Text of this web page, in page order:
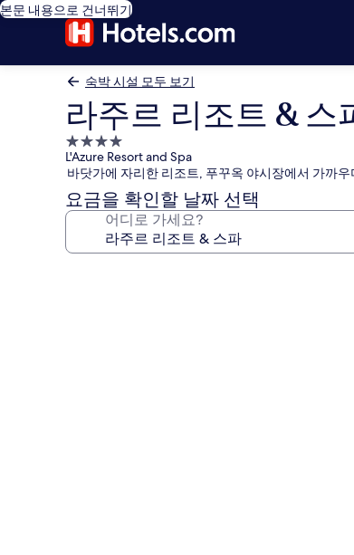
본문 내용으로 건너뛰기
숙박 시설 모두 보기
라주르 리조트 & 스
4.0
성
급
숙
박
L'Azure Resort and Spa
바닷가에 자리한 리조트, 푸꾸옥 야시장에서 가까우
요금을 확인할 날짜 선택
어디로 가세요?